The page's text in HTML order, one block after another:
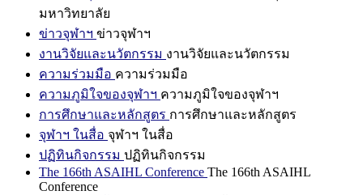
มหาวิทยาลัย
ข่าวจุฬาฯ ข่าวจุฬาฯ
งานวิจัยและนวัตกรรม งานวิจัยและนวัตกรรม
ความร่วมมือ ความร่วมมือ
ความภูมิใจของจุฬาฯ ความภูมิใจของจุฬาฯ
การศึกษาและหลักสูตร การศึกษาและหลักสูตร
จุฬาฯ ในสื่อ จุฬาฯ ในสื่อ
ปฏิทินกิจกรรม ปฏิทินกิจกรรม
The 166th ASAIHL Conference The 166th ASAIHL
Conference